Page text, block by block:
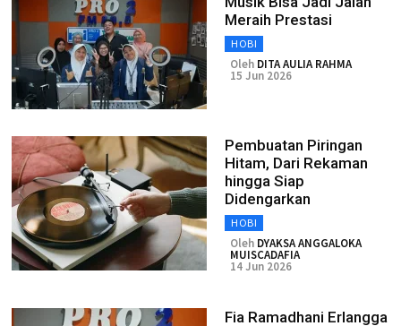
Meraih Prestasi
HOBI
Oleh DITA AULIA RAHMA
15 Jun 2026
Pembuatan Piringan
Hitam, Dari Rekaman
hingga Siap
Didengarkan
HOBI
Oleh DYAKSA ANGGALOKA
MUISCADAFIA
14 Jun 2026
Fia Ramadhani Erlangga